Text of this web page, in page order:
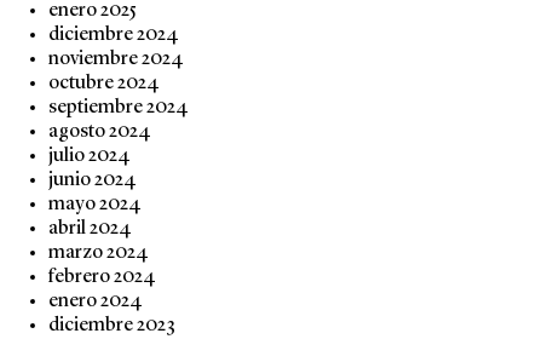
enero 2025
diciembre 2024
noviembre 2024
octubre 2024
septiembre 2024
agosto 2024
julio 2024
junio 2024
mayo 2024
abril 2024
marzo 2024
febrero 2024
enero 2024
diciembre 2023